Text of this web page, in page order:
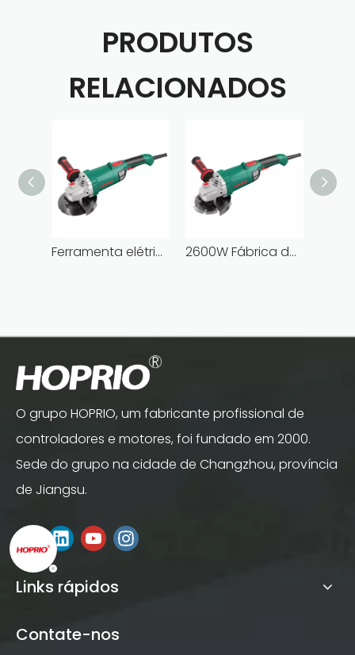
PRODUTOS
RELACIONADOS
Ferramenta elétrica de alta eficiência 2000W 2000W Rebarbadora sem escova Rebarbadora angular com fio de 6 polegadas 2600W Fábrica de alta qualidade 180mm Ferramenta de moagem sem escova de grau industrial Máquina elétrica de rebarbadora sem escova
O grupo HOPRIO, um fabricante profissional de
controladores e motores, foi fundado em 2000.
Sede do grupo na cidade de Changzhou, província
de Jiangsu.
Links rápidos
Contate-nos